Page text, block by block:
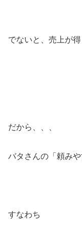
でないと、売上が得
だから、、、
バタさんの「頼みや
すなわち